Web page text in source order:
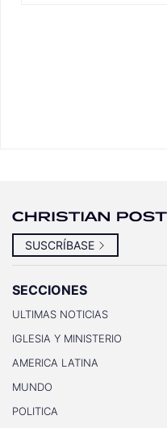
SUSCRÍBASE
SECCIONES
ULTIMAS NOTICIAS
IGLESIA Y MINISTERIO
AMERICA LATINA
MUNDO
POLITICA